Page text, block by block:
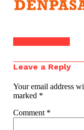
Leave a Reply
Your email address
marked *
Comment *